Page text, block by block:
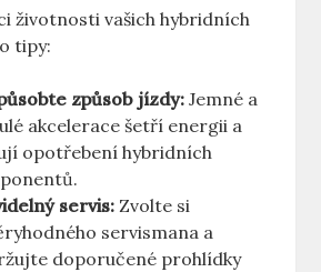
životnosti ‌vašich hybridních
tipy:
způsob jízdy: Jemné a
akcelerace šetří energii a
opotřebení hybridních
servis: Zvolte si
servismana a
doporučené⁤ prohlídky